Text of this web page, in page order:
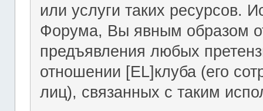
или услуги таких ресурсов.
Форума, Вы явным образом
предъявления любых
отношении [EL]клуба (его
лиц), связанных с таким